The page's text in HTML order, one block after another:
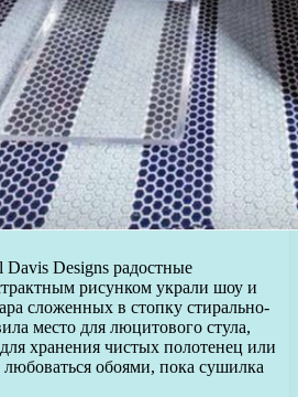
Designs радостные
рисунком украли шоу и
сложенных в стопку стирально-
место для люцитового стула,
хранения чистых полотенец или
любоваться обоями, пока сушилка